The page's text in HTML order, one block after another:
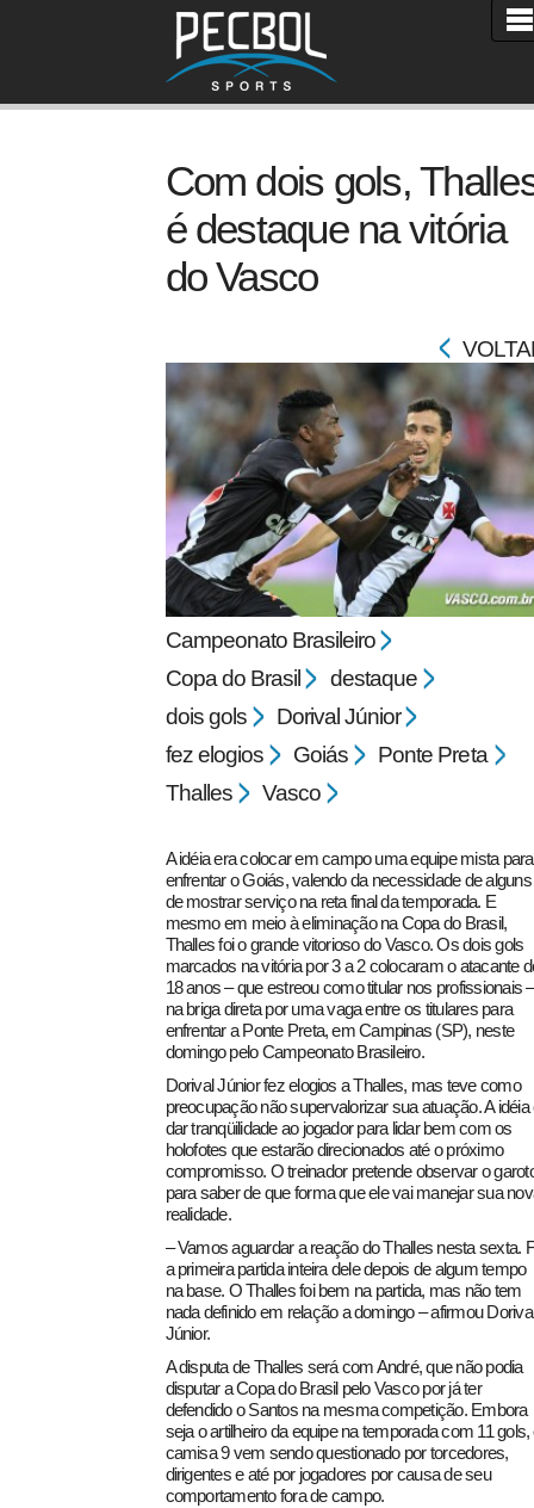
pecbol.com
Com dois gols,
é destaque na vitória
do Vasco
Campeonato Brasileiro
Copa do Brasil
destaque
dois gols
Dorival Júnior
fez elogios
Goiás
Ponte Preta
Thalles
Vasco
A idéia era colocar em campo uma equipe mista para
enfrentar o Goiás, valendo da necessidade de alguns
de mostrar serviço na reta final da temporada. E
mesmo em meio à eliminação na Copa do Brasil,
Thalles foi o grande vitorioso do Vasco. Os dois gols
marcados na vitória por 3 a 2 colocaram o atacante
18 anos – que estreou como titular nos profissionais –
na briga direta por uma vaga entre os titulares para
enfrentar a Ponte Preta, em Campinas (SP), neste
domingo pelo Campeonato Brasileiro.
Dorival Júnior fez elogios a Thalles, mas teve como
preocupação não supervalorizar sua atuação. A idéia
dar tranqüilidade ao jogador para lidar bem com os
holofotes que estarão direcionados até o próximo
compromisso. O treinador pretende observar o
para saber de que forma que ele vai manejar sua
realidade.
– Vamos aguardar a reação do Thalles nesta sexta.
a primeira partida inteira dele depois de algum tempo
na base. O Thalles foi bem na partida, mas não tem
nada definido em relação a domingo – afirmou Dorival
Júnior.
A disputa de Thalles será com André, que não podia
disputar a Copa do Brasil pelo Vasco por já ter
defendido o Santos na mesma competição. Embora
seja o artilheiro da equipe na temporada com 11 gols,
camisa 9 vem sendo questionado por torcedores,
dirigentes e até por jogadores por causa de seu
comportamento fora de campo.